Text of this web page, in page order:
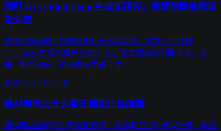
图叮 AI vs Photoshop 生成式填充：美缝剂商品图该
怎么选
美缝剂商品图不是把背景补干净就结束。本文公平比较
Photoshop 生成式填充与图叮 AI，帮建材团队判断色卡、喷
嘴、批号和施工缝证据该由谁守住。
2026-05-27 17:38:18
建材电商为什么要先建图片证据链
建材商品图的核心不是把墙砖、地板和卫浴件修得更亮，而是